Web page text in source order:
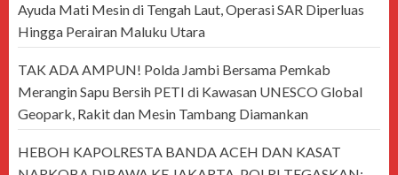
Ayuda Mati Mesin di Tengah Laut, Operasi SAR Diperluas
Hingga Perairan Maluku Utara
TAK ADA AMPUN! Polda Jambi Bersama Pemkab
Merangin Sapu Bersih PETI di Kawasan UNESCO Global
Geopark, Rakit dan Mesin Tambang Diamankan
HEBOH KAPOLRESTA BANDA ACEH DAN KASAT